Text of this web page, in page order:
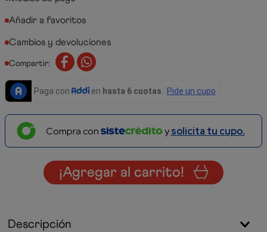
Cambios y devoluciones
Compartir:
Compra con ysolicita tu cupo.
¡Agregar al carrito!
Descripción